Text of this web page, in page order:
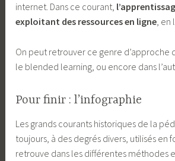
internet. Dans ce courant,
exploitant des ressources en ligne, en
On peut retrouver ce genre d’approche
le blended learning, ou encore dans
Pour finir : l’infographie
Les grands courants historiques de la
toujours, à des degrés divers, utilisés en
retrouve dans les différentes méthodes